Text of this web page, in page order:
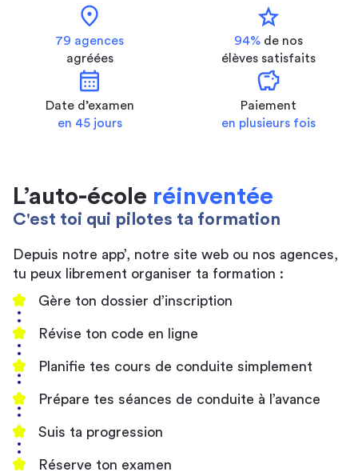
location_on
79 agences
agréées
star
94% de nos
élèves satisfaits
calendar_month
Date d’examen
en 45 jours
savings
Paiement
en plusieurs fois
L’auto-école réinventée
C'est toi qui pilotes ta formation
Depuis notre app’, notre site web ou nos agences,
tu peux librement organiser ta formation :
Gère ton dossier d’inscription
Révise ton code en ligne
Planifie tes cours de conduite simplement
Prépare tes séances de conduite à l’avance
Suis ta progression
Réserve ton examen